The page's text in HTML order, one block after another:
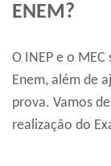
ENEM?
O INEP e o
Enem, além de
prova. Vamos
realização do